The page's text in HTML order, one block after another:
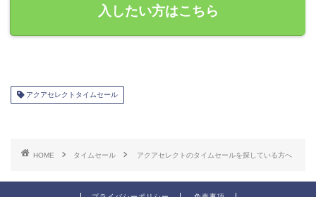
入したい方はこちら
アクアセレクトタイムセール
HOME タイムセール アクアセレクトのタイムセールを探している方へ